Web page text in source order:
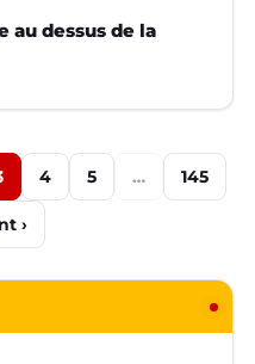
au dessus de la
4 5 … 145
›